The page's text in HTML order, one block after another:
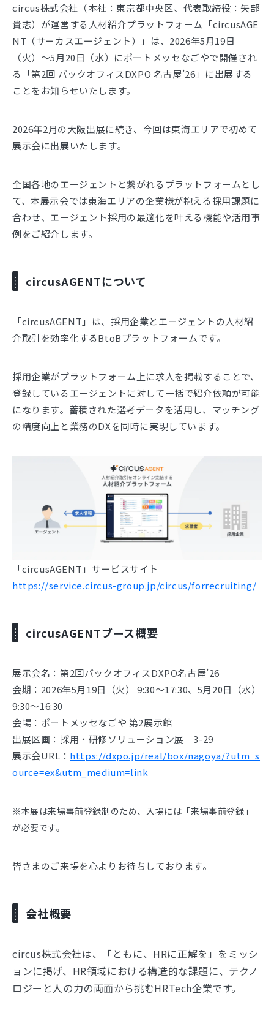
circus株式会社（本社：東京都中央区、代表取締役：矢部
貴志）が運営する人材紹介プラットフォーム「circusAGE
NT（サーカスエージェント）」は、2026年5月19日
（火）～5月20日（水）にポートメッセなごやで開催され
る「第2回 バックオフィスDXPO 名古屋’26」に出展する
ことをお知らせいたします。
2026年2月の大阪出展に続き、今回は東海エリアで初めて
展示会に出展いたします。
全国各地のエージェントと繋がれるプラットフォームとし
て、本展示会では東海エリアの企業様が抱える採用課題に
合わせ、エージェント採用の最適化を叶える機能や活用事
例をご紹介します。
circusAGENTについて
「circusAGENT」は、採用企業とエージェントの人材紹
介取引を効率化するBtoBプラットフォームです。
採用企業がプラットフォーム上に求人を掲載することで、
登録しているエージェントに対して一括で紹介依頼が可能
になります。蓄積された選考データを活用し、マッチング
の精度向上と業務のDXを同時に実現しています。
「circusAGENT」サービスサイト
https://service.circus-group.jp/circus/forrecruiting/
circusAGENTブース概要
展示会名：第2回バックオフィスDXPO名古屋’26
会期：2026年5月19日（火） 9:30～17:30、5月20日（水）
9:30～16:30
会場：ポートメッセなごや 第2展示館
出展区画：採用・研修ソリューション展 3-29
展示会URL： https://dxpo.jp/real/box/nagoya/?utm_s
ource=ex&utm_medium=link
※本展は来場事前登録制のため、入場には「来場事前登録」
が必要です。
皆さまのご来場を心よりお待ちしております。
会社概要
circus株式会社は、「ともに、HRに正解を」をミッシ
ョンに掲げ、HR領域における構造的な課題に、テクノ
ロジーと人の力の両面から挑むHRTech企業です。